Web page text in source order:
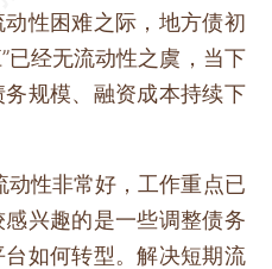
性困难之际，地方债初
已经无流动性之虞，当下
规模、融资成本持续下
性非常好，工作重点已
兴趣的是一些调整债务
如何转型。解决短期流